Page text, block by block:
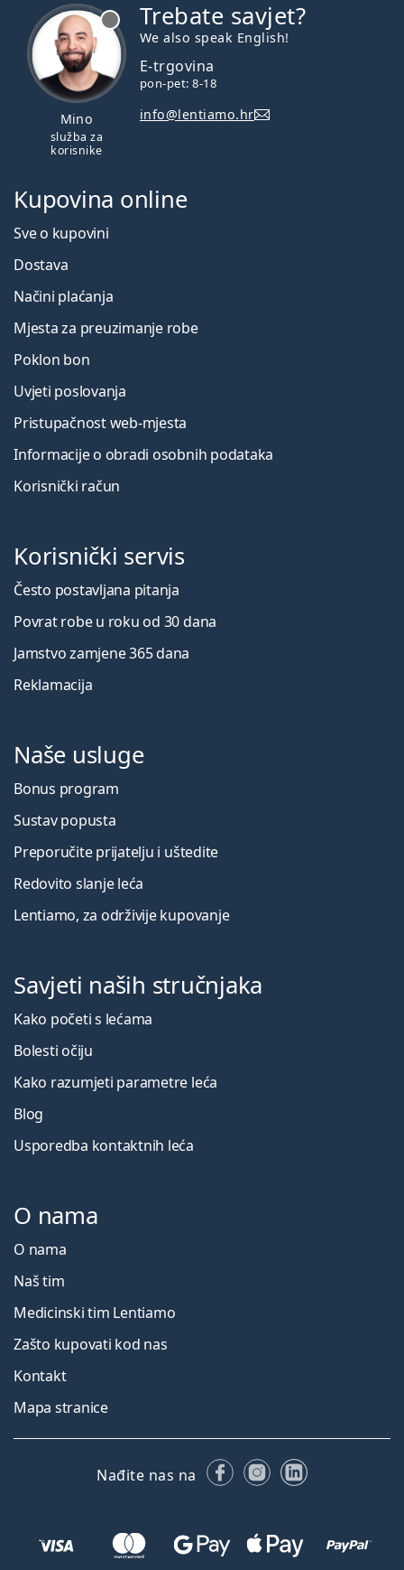
Mino
služba za
korisnike
Trebate savjet?
We also speak English!
E-trgovina
pon-pet: 8-18
info@lentiamo.hr
Kupovina online
Sve o kupovini
Dostava
Načini plaćanja
Mjesta za preuzimanje robe
Poklon bon
Uvjeti poslovanja
Pristupačnost web-mjesta
Informacije o obradi osobnih podataka
Korisnički račun
Korisnički servis
Često postavljana pitanja
Povrat robe u roku od 30 dana
Jamstvo zamjene 365 dana
Reklamacija
Naše usluge
Bonus program
Sustav popusta
Preporučite prijatelju i uštedite
Redovito slanje leća
Lentiamo, za održivije kupovanje
Savjeti naših stručnjaka
Kako početi s lećama
Bolesti očiju
Kako razumjeti parametre leća
Blog
Usporedba kontaktnih leća
O nama
O nama
Naš tim
Medicinski tim Lentiamo
Zašto kupovati kod nas
Kontakt
Mapa stranice
Nađite nas na FacebookuInstagramu
LinkedIn